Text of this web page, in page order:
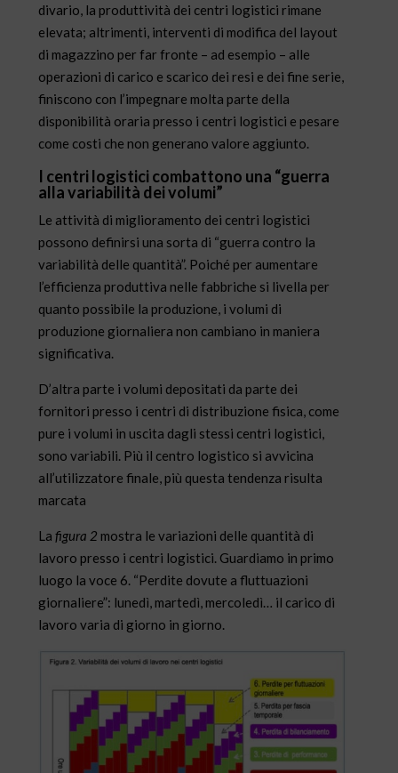
divario, la produttività dei centri logistici rimane
elevata; altrimenti, interventi di modifica del layout
di magazzino per far fronte – ad esempio – alle
operazioni di carico e scarico dei resi e dei fine serie,
finiscono con l’impegnare molta parte della
disponibilità oraria presso i centri logistici e pesare
come costi che non generano valore aggiunto.
I centri logistici combattono una “guerra
alla variabilità dei volumi”
Le attività di miglioramento dei centri logistici
possono definirsi una sorta di “guerra contro la
variabilità delle quantità”. Poiché per aumentare
l’efficienza produttiva nelle fabbriche si livella per
quanto possibile la produzione, i volumi di
produzione giornaliera non cambiano in maniera
significativa.
D’altra parte i volumi depositati da parte dei
fornitori presso i centri di distribuzione fisica, come
pure i volumi in uscita dagli stessi centri logistici,
sono variabili. Più il centro logistico si avvicina
all’utilizzatore finale, più questa tendenza risulta
marcata
Lafigura 2 mostra le variazioni delle quantità di
lavoro presso i centri logistici. Guardiamo in primo
luogo la voce 6. “Perdite dovute a fluttuazioni
giornaliere”: lunedì, martedì, mercoledì… il carico di
lavoro varia di giorno in giorno.